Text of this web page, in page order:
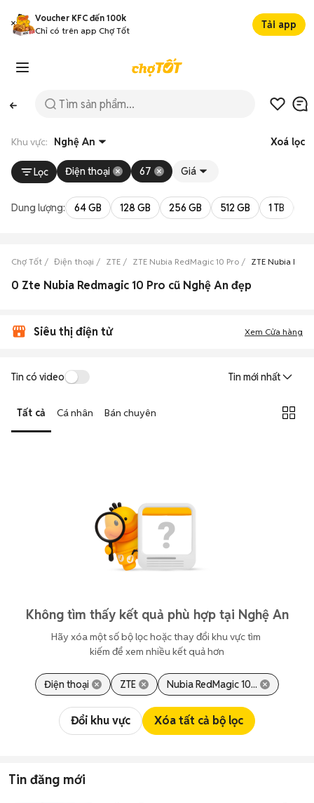
Voucher KFC đến 100k
Chỉ có trên app Chợ Tốt
Tải app
Khu vực: Nghệ An Xoá lọc
Lọc Điện thoại 67 Giá
Dung lượng: 64 GB 128 GB 256 GB 512 GB 1 TB
Chợ Tốt Điện thoại ZTE ZTE Nubia RedMagic 10 Pro ZTE Nubia
0 Zte Nubia Redmagic 10 Pro cũ Nghệ An đẹp
Siêu thị điện tử Xem Cửa hàng
Tin có video Tin mới nhất
Tất cả Cá nhân Bán chuyên
Không tìm thấy kết quả phù hợp tại Nghệ An
Hãy xóa một số bộ lọc hoặc thay đổi khu vực tìm
kiếm để xem nhiều kết quả hơn
Điện thoại ZTE Nubia RedMagic 10...
Đổi khu vực Xóa tất cả bộ lọc
Tin đăng mới